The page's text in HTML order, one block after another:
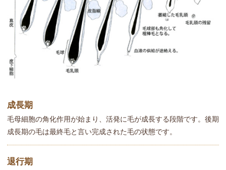
成長期
毛母細胞の角化作用が始まり、活発に毛が成長する段階です。後期
成長期の毛は最終毛と言い完成された毛の状態です。
退行期